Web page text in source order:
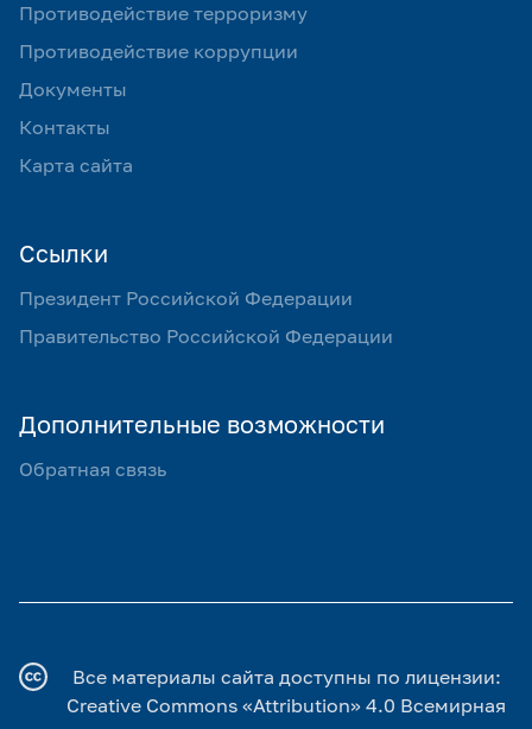
Противодействие терроризму
Противодействие коррупции
Документы
Контакты
Карта сайта
Ссылки
Президент Российской Федерации
Правительство Российской Федерации
Дополнительные возможности
Обратная связь
Все материалы сайта доступны по лицензии:
Creative Commons «Attribution» 4.0 Всемирная